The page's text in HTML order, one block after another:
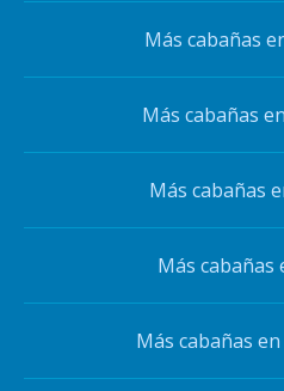
Más cabañas
Más cabañas
Más cabañas
Más cabañas
Más cabañas